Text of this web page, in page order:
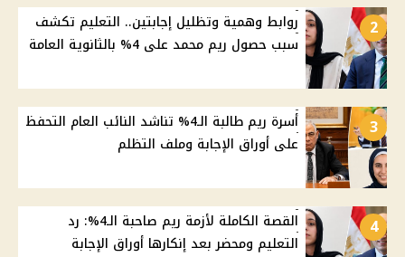
2
روابط وهمية وتظليل إجابتين.. التعليم تكشف
سبب حصول ريم محمد على 4% بالثانوية العامة
3
أسرة ريم طالبة الـ4% تناشد النائب العام التحفظ
على أوراق الإجابة وملف التظلم
4
القصة الكاملة لأزمة ريم صاحبة الـ4%: رد
التعليم ومحضر بعد إنكارها أوراق الإجابة